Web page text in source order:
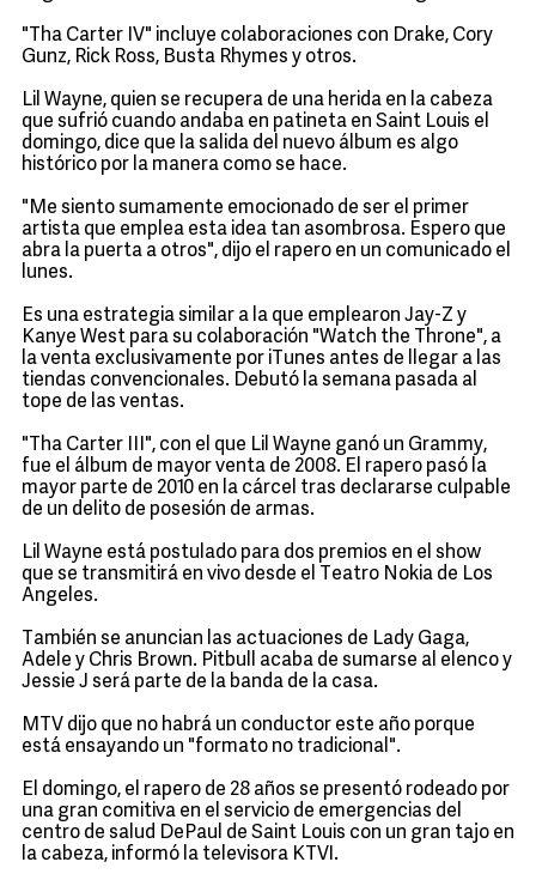
"Tha Carter IV" incluye colaboraciones con Drake, Cory
Gunz, Rick Ross, Busta Rhymes y otros.
Lil Wayne, quien se recupera de una herida en la cabeza
que sufrió cuando andaba en patineta en Saint Louis el
domingo, dice que la salida del nuevo álbum es algo
histórico por la manera como se hace.
"Me siento sumamente emocionado de ser el primer
artista que emplea esta idea tan asombrosa. Espero que
abra la puerta a otros", dijo el rapero en un comunicado el
lunes.
Es una estrategia similar a la que emplearon Jay-Z y
Kanye West para su colaboración "Watch the Throne", a
la venta exclusivamente por iTunes antes de llegar a las
tiendas convencionales. Debutó la semana pasada al
tope de las ventas.
"Tha Carter III", con el que Lil Wayne ganó un Grammy,
fue el álbum de mayor venta de 2008. El rapero pasó la
mayor parte de 2010 en la cárcel tras declararse culpable
de un delito de posesión de armas.
Lil Wayne está postulado para dos premios en el show
que se transmitirá en vivo desde el Teatro Nokia de Los
Angeles.
También se anuncian las actuaciones de Lady Gaga,
Adele y Chris Brown. Pitbull acaba de sumarse al elenco y
Jessie J será parte de la banda de la casa.
MTV dijo que no habrá un conductor este año porque
está ensayando un "formato no tradicional".
El domingo, el rapero de 28 años se presentó rodeado por
una gran comitiva en el servicio de emergencias del
centro de salud DePaul de Saint Louis con un gran tajo en
la cabeza, informó la televisora KTVI.